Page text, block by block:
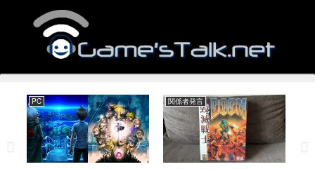
PC 関係者発言